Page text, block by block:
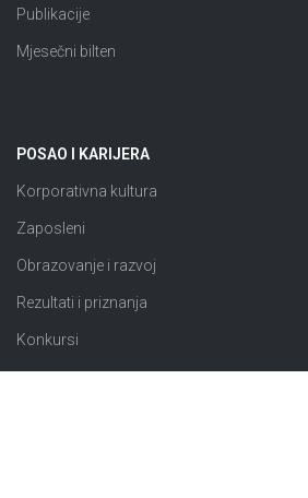
Publikacije
Mjesečni bilten
POSAO I KARIJERA
Korporativna kultura
Zaposleni
Obrazovanje i razvoj
Rezultati i priznanja
Konkursi